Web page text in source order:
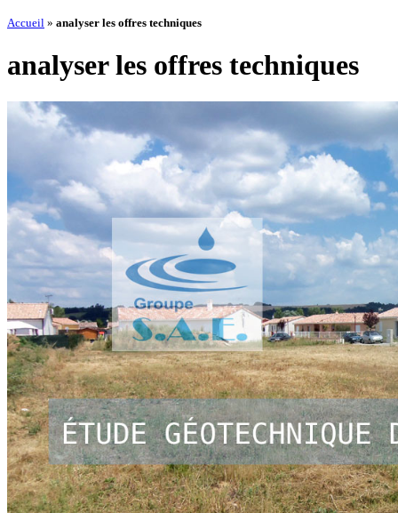
Accueil » analyser les offres techniques
analyser les offres techniques